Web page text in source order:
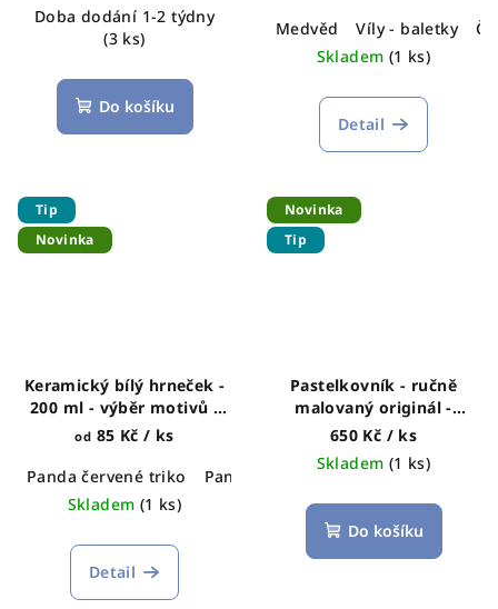
Doba dodání 1-2 týdny
(3 ks)
Do košíku
Medvěd
Víly - baletky
Skladem (1 ks)
Detail
Tip
Novinka
Keramický bílý hrneček -
200 ml - výběr motivů -
tzv. makronka na bambus
od 85 Kč / ks
Panda červené triko
Panda modré triko Koaly
Skladem (1 ks)
Detail
Novinka
Tip
Pastelkovník - ručně
malovaný originál -
Králíček s konvičkou
650 Kč / ks
Skladem (1 ks)
Do košíku